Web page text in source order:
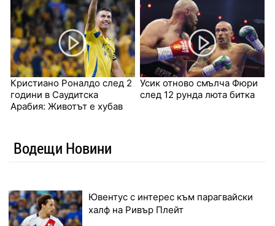
Кристиано Роналдо след 2
години в Саудитска
Арабия: Животът е хубав
Усик отново смълча Фюри
след 12 рунда люта битка
Водещи Новини
Ювентус с интерес към парагвайски
халф на Ривър Плейт